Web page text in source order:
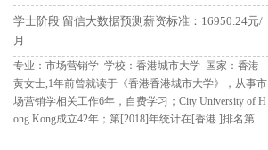
学士阶段 留信大数据预测薪资标准：16950.24元/
月
专业：市场营销学 学校：香港城市大学 国家：香港
黄女士,1年前曾就读于《香港香港城市大学》，从事市
场营销学相关工作6年，自费学习；City University of H
ong Kong成立42年；第[2018]年统计在[香港.]排名第